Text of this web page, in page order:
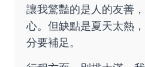
讓我驚豔的是人的友善
心。但缺點是夏天太熱
分要補足。